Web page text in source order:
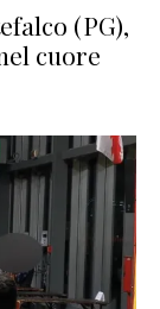
(PG),
cuore